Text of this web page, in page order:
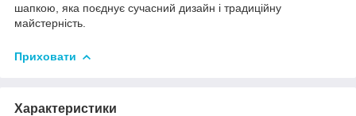
шапкою, яка поєднує сучасний дизайн і традиційну
майстерність.
Приховати
Характеристики